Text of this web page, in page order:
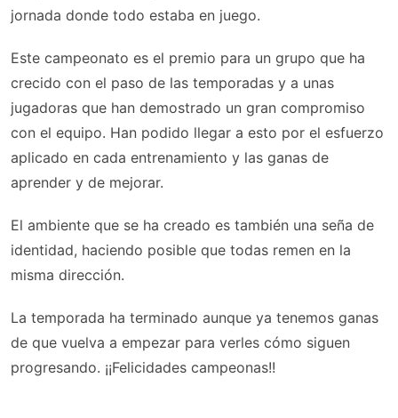
jornada donde todo estaba en juego.
Este campeonato es el premio para un grupo que ha
crecido con el paso de las temporadas y a unas
jugadoras que han demostrado un gran compromiso
con el equipo. Han podido llegar a esto por el esfuerzo
aplicado en cada entrenamiento y las ganas de
aprender y de mejorar.
El ambiente que se ha creado es también una seña de
identidad, haciendo posible que todas remen en la
misma dirección.
La temporada ha terminado aunque ya tenemos ganas
de que vuelva a empezar para verles cómo siguen
progresando. ¡¡Felicidades campeonas!!